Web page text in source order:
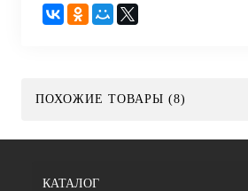
ПОХОЖИЕ ТОВАРЫ (8)
КАТАЛОГ